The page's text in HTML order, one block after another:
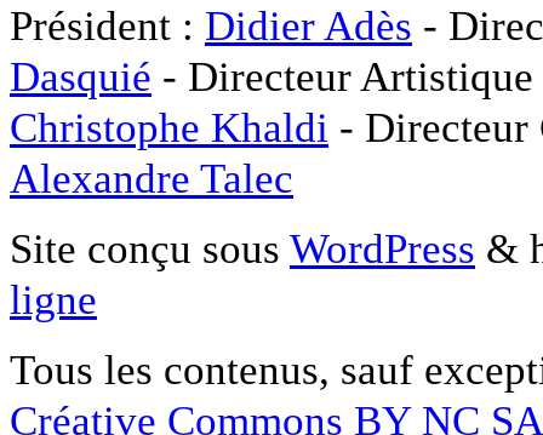
Président : Didier Adès -
Dasquié - Directeur
Christophe Khaldi -
Alexandre Talec
Site conçu sous WordPress &
ligne
Tous les contenus, sauf
Créative Commons BY NC SA